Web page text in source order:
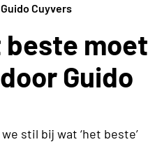
Cuyvers
beste moet
Guido
stil bij wat ‘het beste’